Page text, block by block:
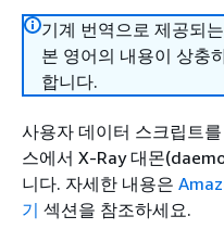
기계 번역으로 제공되
본 영어의 내용이 상충
합니다.
사용자 데이터 스크립트
스에서 X-Ray 대몬
니다. 자세한 내용은
기 섹션을 참조하세요.